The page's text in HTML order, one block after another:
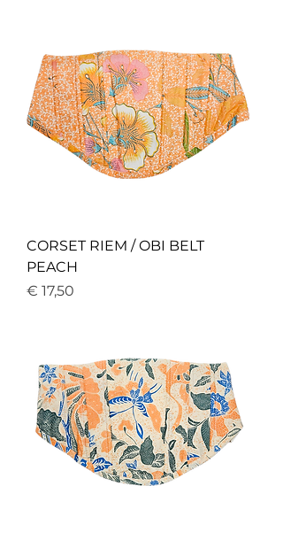
CORSET RIEM / OBI BELT
PEACH
Price
€ 17,50